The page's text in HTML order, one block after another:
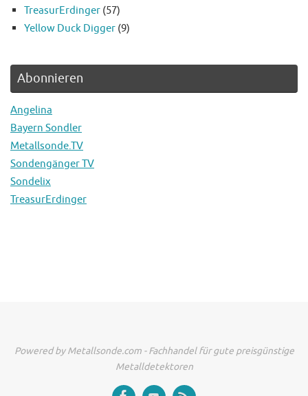
TreasurErdinger (57)
Yellow Duck Digger (9)
Abonnieren
Angelina
Bayern Sondler
Metallsonde.TV
Sondengänger TV
Sondelix
TreasurErdinger
Powered by Metallsonde.com - Fachhandel für gute preisgünstige
Metalldetektoren